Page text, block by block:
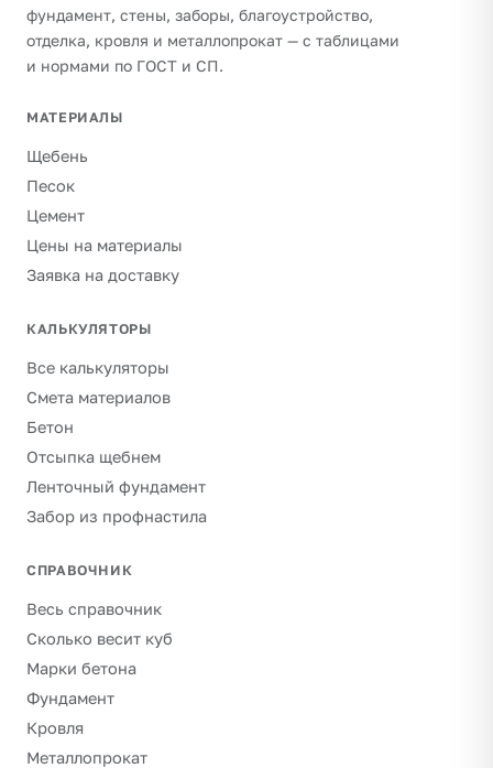
фундамент, стены, заборы, благоустройство,
отделка, кровля и металлопрокат — с таблицами
и нормами по ГОСТ и СП.
МАТЕРИАЛЫ
Щебень
Песок
Цемент
Цены на материалы
Заявка на доставку
КАЛЬКУЛЯТОРЫ
Все калькуляторы
Смета материалов
Бетон
Отсыпка щебнем
Ленточный фундамент
Забор из профнастила
СПРАВОЧНИК
Весь справочник
Сколько весит куб
Марки бетона
Фундамент
Кровля
Металлопрокат